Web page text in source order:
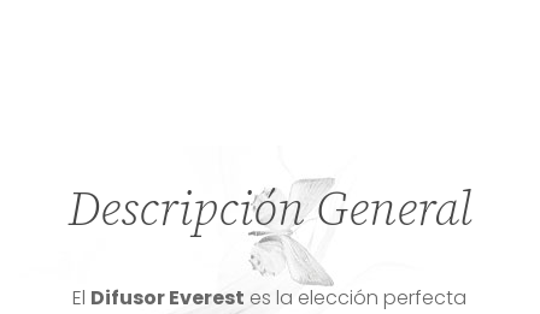
Descripción General
El Difusor Everest es la elección perfecta